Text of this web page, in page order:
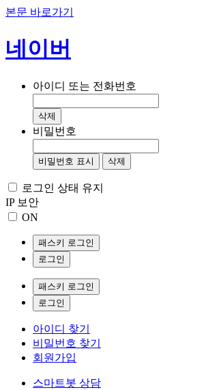
본문 바로가기
네이버
아이디 또는 전화번호
삭제
비밀번호
비밀번호 표시 삭제
로그인 상태 유지
IP 보안
ON
패스키 로그인
로그인
패스키 로그인
로그인
아이디 찾기
비밀번호 찾기
회원가입
스마트봇 상담